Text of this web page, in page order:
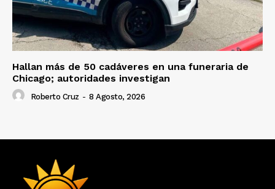
Hallan más de 50 cadáveres en una funeraria de
Chicago; autoridades investigan
Roberto Cruz - 8 Agosto, 2026